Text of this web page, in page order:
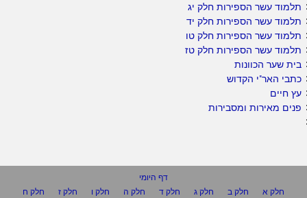
תלמוד עשר הספירות חלק יג
תלמוד עשר הספירות חלק יד
תלמוד עשר הספירות חלק טו
תלמוד עשר הספירות חלק טז
בית שער הכוונות
כתבי האר"י הקדוש
עץ חיים
פנים מאירות ומסבירות
דף היומי
חלק א
חלק ב חלק ג חלק ד חלק ה חלק ו חלק ז
חלק ח